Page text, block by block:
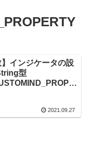
】インジケータの設
型
2021.09.27